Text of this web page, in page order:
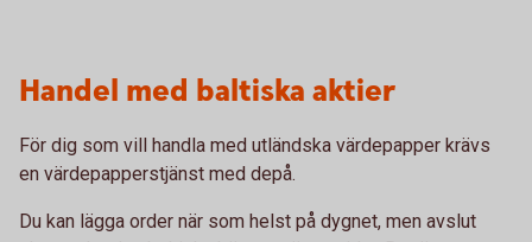
Handel med baltiska aktier
För dig som vill handla med utländska värdepapper krävs
en värdepapperstjänst med depå.
Du kan lägga order när som helst på dygnet, men avslut